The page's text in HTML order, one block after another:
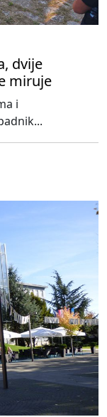
dvije
miruje
i